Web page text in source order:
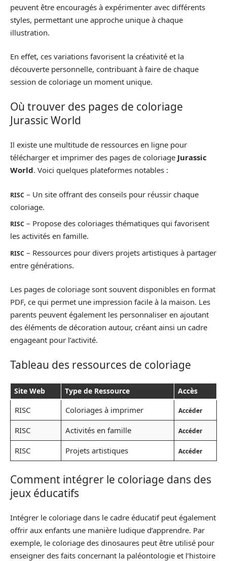
peuvent être encouragés à expérimenter avec différents
styles, permettant une approche unique à chaque
illustration.
En effet, ces variations favorisent la créativité et la
découverte personnelle, contribuant à faire de chaque
session de coloriage un moment unique.
Où trouver des pages de coloriage
Jurassic World
Il existe une multitude de ressources en ligne pour
télécharger et imprimer des pages de coloriage Jurassic
World. Voici quelques plateformes notables :
RISC – Un site offrant des conseils pour réussir chaque
coloriage.
RISC – Propose des coloriages thématiques qui favorisent
les activités en famille.
RISC – Ressources pour divers projets artistiques à partager
entre générations.
Les pages de coloriage sont souvent disponibles en format
PDF, ce qui permet une impression facile à la maison. Les
parents peuvent également les personnaliser en ajoutant
des éléments de décoration autour, créant ainsi un cadre
engageant pour l’activité.
Tableau des ressources de coloriage
Site Web Type de Ressource Accès
RISC Coloriages à imprimer Accéder
RISC Activités en famille Accéder
RISC Projets artistiques Accéder
Comment intégrer le coloriage dans des
jeux éducatifs
Intégrer le coloriage dans le cadre éducatif peut également
offrir aux enfants une manière ludique d’apprendre. Par
exemple, le coloriage des dinosaures peut être utilisé pour
enseigner des faits concernant la paléontologie et l’histoire